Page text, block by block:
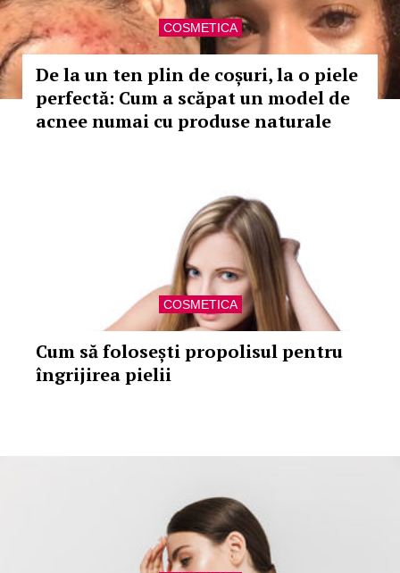
COSMETICA
De la un ten plin de coșuri, la o piele
perfectă: Cum a scăpat un model de
acnee numai cu produse naturale
COSMETICA
Cum să folosești propolisul pentru
îngrijirea pielii